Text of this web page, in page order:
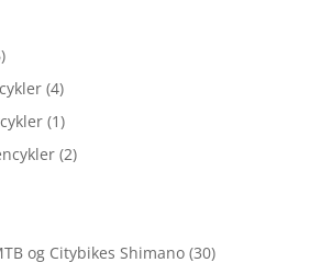
(4)
(1)
(2)
og Citybikes Shimano (30)